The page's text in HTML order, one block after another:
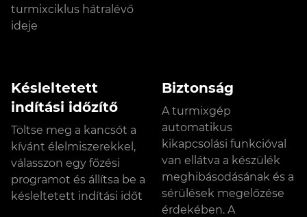
turmixciklus hátralévő
ideje
Késleltetett
indítási időzítő
Töltse meg a kancsót a
kívánt élelmiszerekkel,
válasszon egy főzési
programot és állítsa be a
késleltetett indítási időt
Biztonság
A turmixgép
automatikus
kikapcsolási funkcióval
van ellátva a készülék
meghibásodásának és a
sérülések megelőzése
érdekében. A